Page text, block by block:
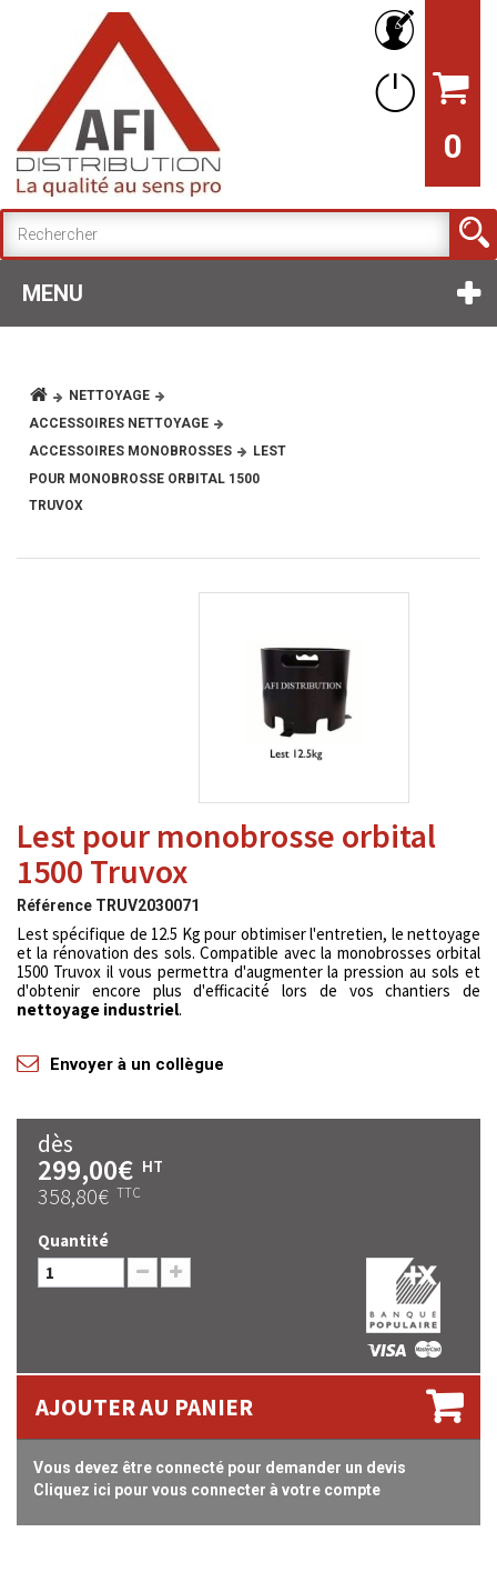
0
MENU
NETTOYAGE
ACCESSOIRES NETTOYAGE
ACCESSOIRES MONOBROSSES
LEST
POUR MONOBROSSE ORBITAL 1500
TRUVOX
Lest pour monobrosse orbital
1500 Truvox
Référence TRUV2030071
Lest spécifique de 12.5 Kg pour obtimiser l'entretien, le nettoyage
et la rénovation des sols. Compatible avec la monobrosses orbital
1500 Truvox il vous permettra d'augmenter la pression au sols et
d'obtenir encore plus d'efficacité lors de vos chantiers de
nettoyage industriel.
Envoyer à un collègue
dès
299,00€ HT
358,80€ TTC
Quantité
AJOUTER AU PANIER
Vous devez être connecté pour demander un devis
Cliquez ici pour vous connecter à votre compte